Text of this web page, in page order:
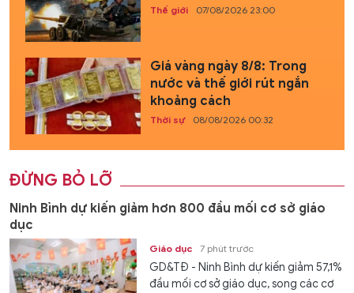
Thế giới 07/08/2026 23:00
Giá vàng ngày 8/8: Trong
nước và thế giới rút ngắn
khoảng cách
Thời sự 08/08/2026 00:32
ĐỪNG BỎ LỠ
Ninh Bình dự kiến giảm hơn 800 đầu mối cơ sở giáo
dục
Giáo dục 7 phút trước
GD&TĐ - Ninh Bình dự kiến giảm 57,1%
đầu mối cơ sở giáo dục, song các cơ